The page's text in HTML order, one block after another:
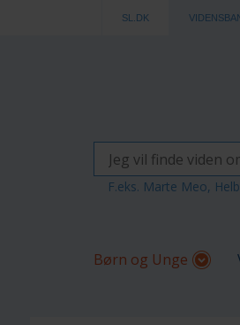
SL.DK
F.eks. Marte Meo,
Børn og Unge